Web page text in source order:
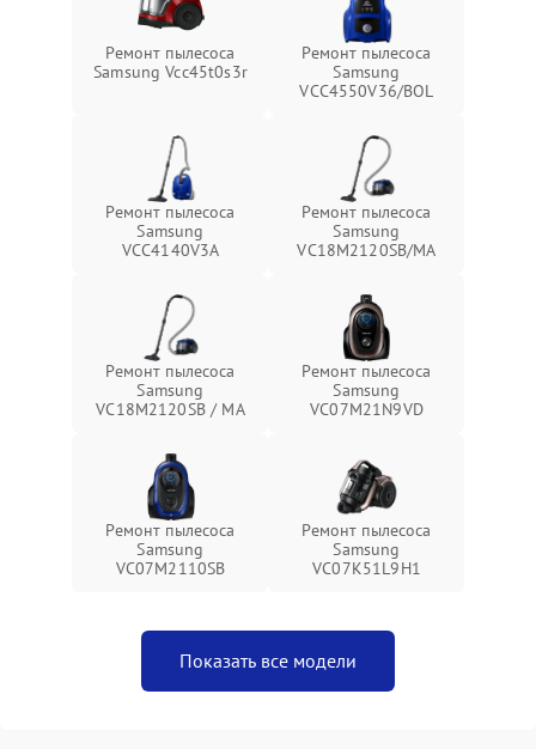
Ремонт пылесоса
Samsung Vcc45t0s3r
Ремонт пылесоса
Samsung
VCC4550V36/BOL
Ремонт пылесоса
Samsung
VCC4140V3A
Ремонт пылесоса
Samsung
VC18M2120SB/MA
Ремонт пылесоса
Samsung
VC18M2120SB / MA
Ремонт пылесоса
Samsung
VC07M21N9VD
Ремонт пылесоса
Samsung
VC07M2110SB
Ремонт пылесоса
Samsung
VC07K51L9H1
Показать все модели